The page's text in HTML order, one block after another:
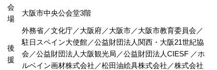
会
場
大阪市中央公会堂3階
後
援
外務省／文化庁／大阪府／大阪市／大阪市教育委員会／
駐日スペイン大使館／公益財団法人関西・大阪21世紀協
会／公益財団法人大阪観光局／公益財団法人CIESF ／ホ
ルベイン画材株式会社 ／松田油絵具株式会社 ／株式会社